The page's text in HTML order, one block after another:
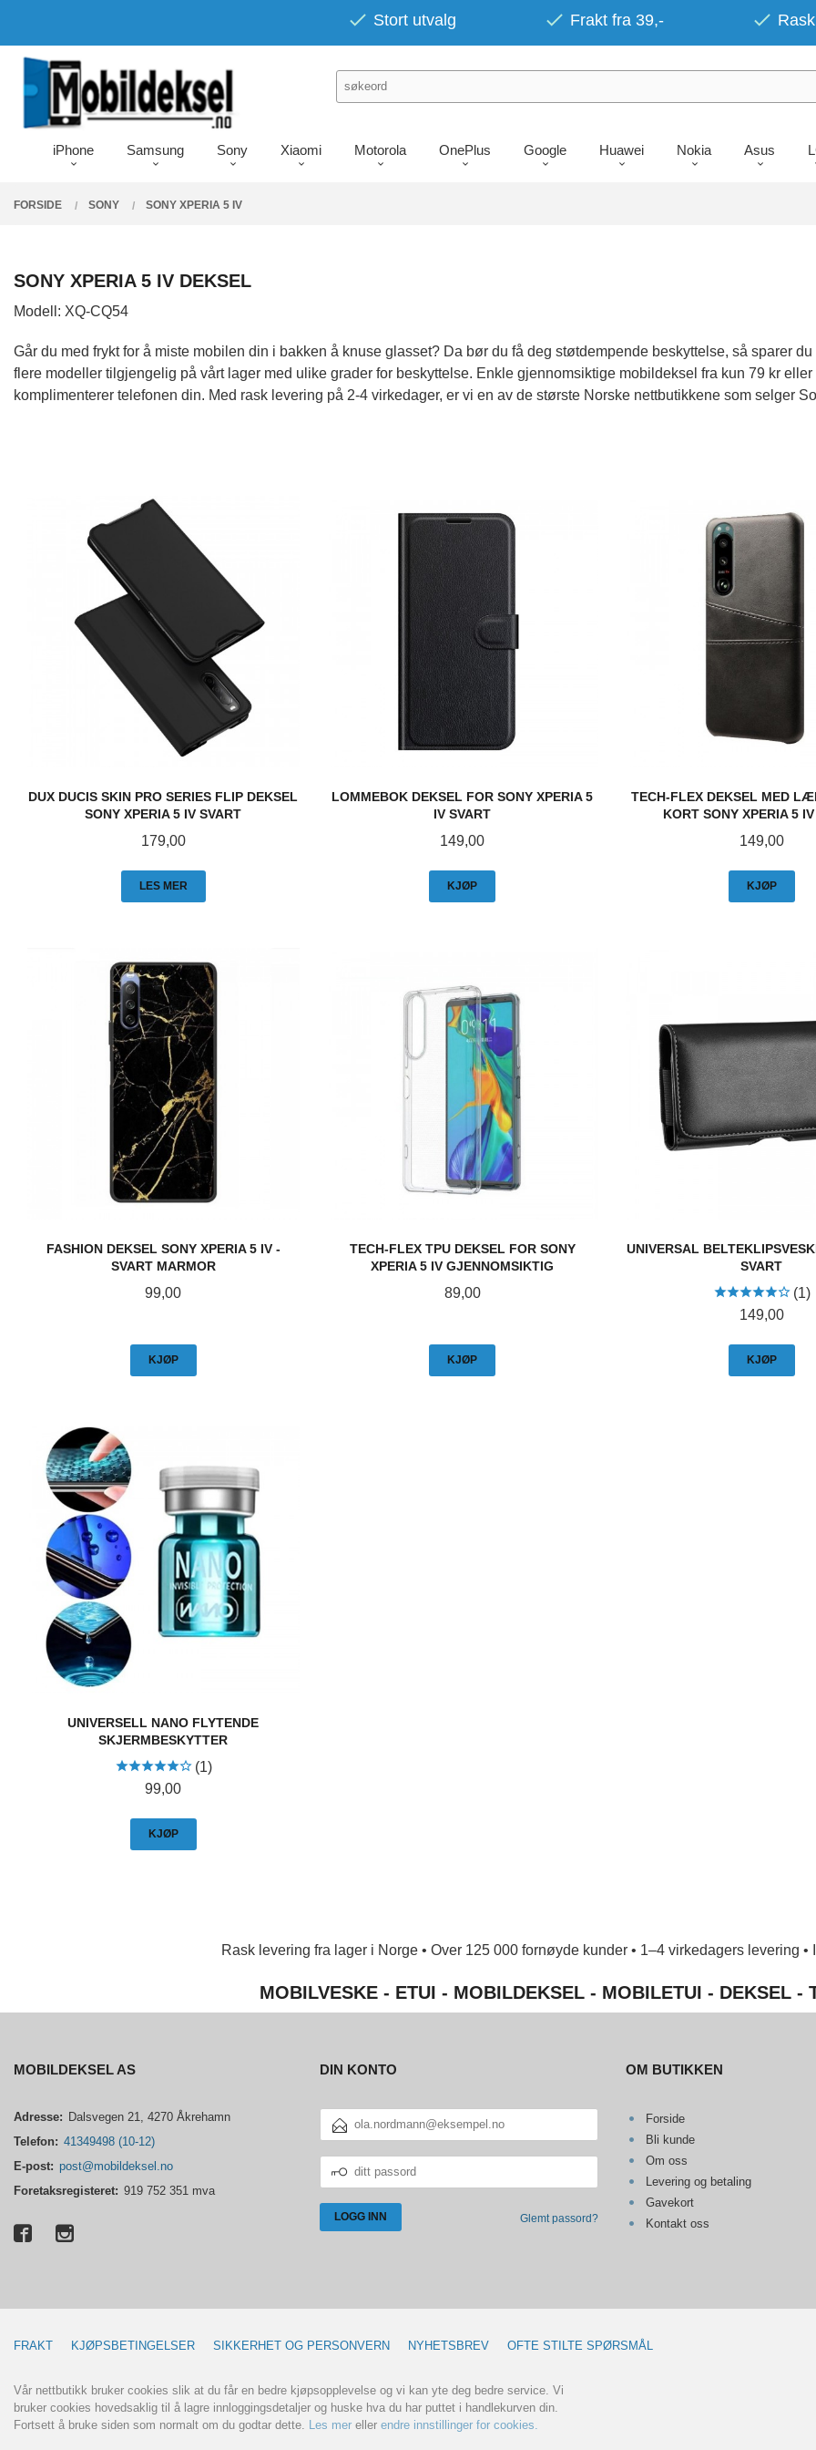
innholdet
Stort utvalg Frakt fra 39,-
iPhone Samsung Sony Xiaomi Motorola OnePlus Google Huawei Nokia Asus
FORSIDE SONY SONY XPERIA 5 IV
SONY XPERIA 5 IV DEKSEL
Modell: XQ-CQ54
Går du med frykt for å miste mobilen din i bakken å knuse glasset? Da bør du få deg støtdempende beskyttelse, så sparer
flere modeller tilgjengelig på vårt lager med ulike grader for beskyttelse. Enkle gjennomsiktige mobildeksel fra kun 79 kr
komplimenterer telefonen din. Med rask levering på 2-4 virkedager, er vi en av de største Norske nettbutikkene som selger
DUX DUCIS SKIN PRO SERIES FLIP DEKSEL
SONY XPERIA 5 IV SVART
Pris
179,00
LES MER
LOMMEBOK DEKSEL FOR SONY XPERIA 5
IV SVART
Pris
149,00
KJØP
TECH-FLEX DEKSEL MED
KORT SONY XPERIA 5
Pris
149,00
KJØP
FASHION DEKSEL SONY XPERIA 5 IV -
SVART MARMOR
Pris
99,00
KJØP
TECH-FLEX TPU DEKSEL FOR SONY
XPERIA 5 IV GJENNOMSIKTIG
Pris
89,00
KJØP
UNIVERSAL
SVART
(1)
Pris
149,00
KJØP
UNIVERSELL NANO FLYTENDE
SKJERMBESKYTTER
(1)
Pris
99,00
KJØP
Rask levering fra lager i Norge • Over 125 000 fornøyde kunder • 1–4 virkedagers levering
MOBILVESKE - ETUI - MOBILDEKSEL - MOBILETUI - DEKSEL -
MOBILDEKSEL AS
Adresse: Dalsvegen 21, 4270 Åkrehamn
Telefon: 41349498 (10-12)
E-post: post@mobildeksel.no
Foretaksregisteret: 919 752 351 mva
DIN KONTO
POSTADRESSE
PASSORD
Glemt passord?
OM BUTIKKEN
Forside
Bli kunde
Om oss
Levering og betaling
Gavekort
Kontakt oss
FRAKT KJØPSBETINGELSER SIKKERHET OG PERSONVERN NYHETSBREV OFTE STILTE SPØRSMÅL
Vår nettbutikk bruker cookies slik at du får en bedre kjøpsopplevelse og vi kan yte deg bedre service. Vi
bruker cookies hovedsaklig til å lagre innloggingsdetaljer og huske hva du har puttet i handlekurven din.
Fortsett å bruke siden som normalt om du godtar dette.
Les mer eller endre innstillinger for cookies.